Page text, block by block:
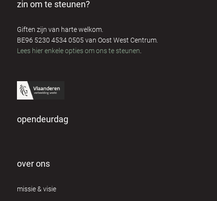
Claire Elouard
Dominique Respens
Dora Olah
Ellen Saen
Els Mertens
Els Van Ginneken
Fanny Heuten
zin om te steunen?
Giften zijn van harte welkom.
BE96 5230 4534 0505 van Oost West Centrum.
Lees hier enkele opties om ons te steunen
opendeurdag
over ons
missie & visie